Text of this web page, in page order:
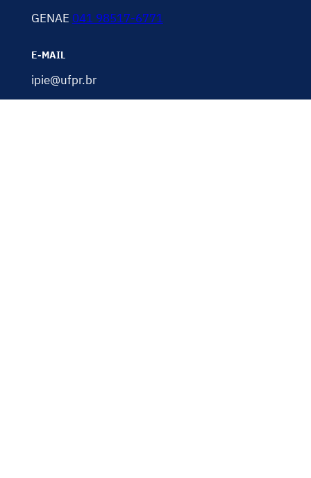
GENAE 041 98517-6771
E-MAIL
ipie@ufpr.br